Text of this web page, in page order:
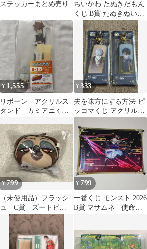
ステッカーまとめ売り
ちいかわ たぬきだもん
くじ B賞 たぬきぬいぐ
るみS ちいかわ
¥ 1,555
リボーン アクリルス
タンド カミアニく
賞
¥333
夫を味方にする方法 ピ
ッコマくじ アクリルキ
ーホルダー イース チェ
アシレ
¥799
（未使用品）フラッシ
ュ C賞 ズートピ
ア ぬいぐるみ happy
くじ
¥ 799
一番くじ モンスト 2026
B賞 マサムネ：使命の